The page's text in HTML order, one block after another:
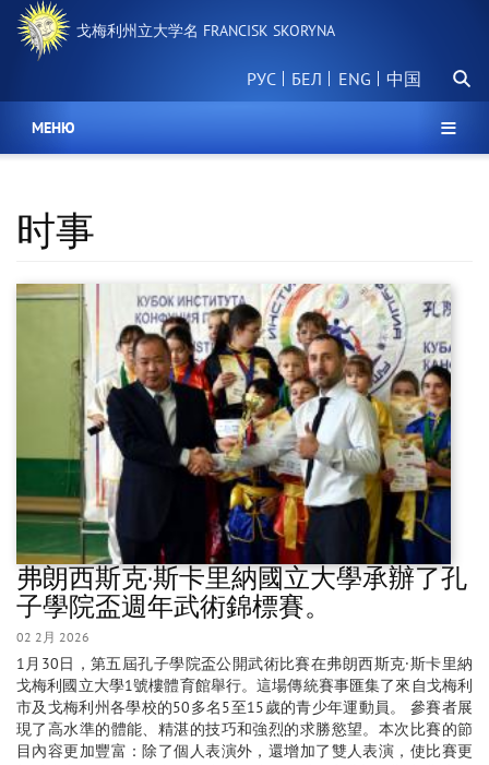
要
戈梅利州立大学名 FRANCISK SKORYNA
РУС БЕЛ 中国
搜
МЕНЮ
时事
弗朗西斯克·斯卡里納國立大學承辦了孔
子學院盃週年武術錦標賽。
02 2月 2026
1月30日，第五屆孔子學院盃公開武術比賽在弗朗西斯克·斯卡里納
戈梅利國立大學1號樓體育館舉行。這場傳統賽事匯集了來自戈梅利
市及戈梅利州各學校的50多名5至15歲的青少年運動員。 參賽者展
現了高水準的體能、精湛的技巧和強烈的求勝慾望。本次比賽的節
目內容更加豐富：除了個人表演外，還增加了雙人表演，使比賽更